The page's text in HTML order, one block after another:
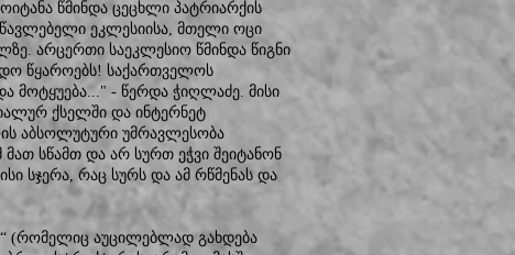
წმინდა ცეცხლი პატრიარქის
ეკლესიისა, მთელი ოცი
არცერთი საეკლესიო წმინდა წიგნი
წყაროებს! საქართველოს
მოტყუება..." - წერდა ჭიღლაძე. მისი
ქსელში და ინტერნეტ
აბსოლუტური უმრავლესობა
სწამთ და არ სურთ ეჭვი შეიტანონ
სჯერა, რაც სურს და ამ რწმენას და
(რომელიც აუცილებლად გახდება